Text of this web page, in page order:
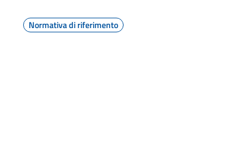
Normativa di riferimento